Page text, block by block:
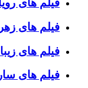
فیلم های
فیلم های
فیلم های
فیلم های